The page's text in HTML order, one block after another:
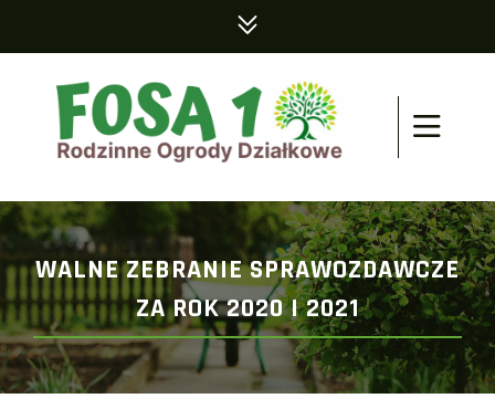
WALNE ZEBRANIE SPRAWOZDAWCZE
ZA ROK 2020 I 2021